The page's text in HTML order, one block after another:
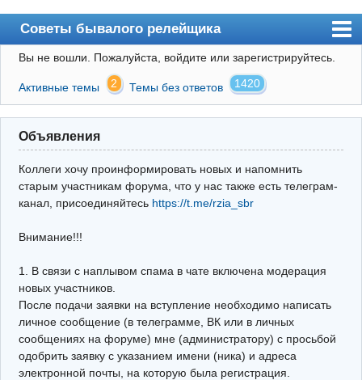
Советы бывалого релейщика
Форум
Правила
Поиск
Регистрация
Архив
Почта
Поиск релейщика
Видео РЗиА
Фотохостинг
Телеграм
Вы не вошли. Пожалуйста, войдите или зарегистрируйтесь.
Активные темы 2 Темы без ответов 1420
Объявления
Коллеги хочу проинформировать новых и напомнить
старым участникам форума, что у нас также есть телеграм-
канал, присоединяйтесь https://t.me/rzia_sbr
Внимание!!!
1. В связи с наплывом спама в чате включена модерация
новых участников.
После подачи заявки на вступление необходимо написать
личное сообщение (в телеграмме, ВК или в личных
сообщениях на форуме) мне (администратору) с просьбой
одобрить заявку с указанием имени (ника) и адреса
электронной почты, на которую была регистрация.